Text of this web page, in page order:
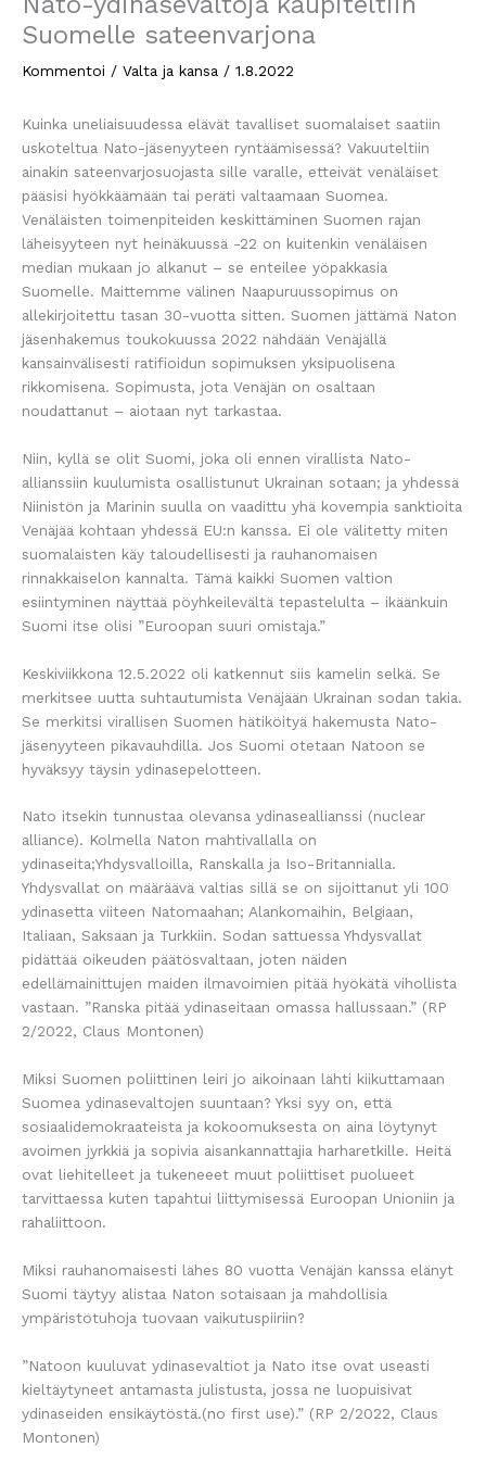
Suomelle sateenvarjona
Kommentoi / Valta ja kansa / 1.8.2022
Kuinka uneliaisuudessa elävät tavalliset suomalaiset saatiin
uskoteltua Nato-jäsenyyteen ryntäämisessä? Vakuuteltiin
ainakin sateenvarjosuojasta sille varalle, etteivät venäläiset
pääsisi hyökkäämään tai peräti valtaamaan Suomea.
Venäläisten toimenpiteiden keskittäminen Suomen rajan
läheisyyteen nyt heinäkuussä -22 on kuitenkin venäläisen
median mukaan jo alkanut – se enteilee yöpakkasia
Suomelle. Maittemme välinen Naapuruussopimus on
allekirjoitettu tasan 30-vuotta sitten. Suomen jättämä Naton
jäsenhakemus toukokuussa 2022 nähdään Venäjällä
kansainvälisesti ratifioidun sopimuksen yksipuolisena
rikkomisena. Sopimusta, jota Venäjän on osaltaan
noudattanut – aiotaan nyt tarkastaa.
Niin, kyllä se olit Suomi, joka oli ennen virallista Nato-
allianssiin kuulumista osallistunut Ukrainan sotaan; ja yhdessä
Niinistön ja Marinin suulla on vaadittu yhä kovempia sanktioita
Venäjää kohtaan yhdessä EU:n kanssa. Ei ole välitetty miten
suomalaisten käy taloudellisesti ja rauhanomaisen
rinnakkaiselon kannalta. Tämä kaikki Suomen valtion
esiintyminen näyttää pöyhkeilevältä tepastelulta – ikäänkuin
Suomi itse olisi ”Euroopan suuri omistaja.”
Keskiviikkona 12.5.2022 oli katkennut siis kamelin selkä. Se
merkitsee uutta suhtautumista Venäjään Ukrainan sodan takia.
Se merkitsi virallisen Suomen hätiköityä hakemusta Nato-
jäsenyyteen pikavauhdilla. Jos Suomi otetaan Natoon se
hyväksyy täysin ydinasepelotteen.
Nato itsekin tunnustaa olevansa ydinaseallianssi (nuclear
alliance). Kolmella Naton mahtivallalla on
ydinaseita;Yhdysvalloilla, Ranskalla ja Iso-Britannialla.
Yhdysvallat on määräävä valtias sillä se on sijoittanut yli 100
ydinasetta viiteen Natomaahan; Alankomaihin, Belgiaan,
Italiaan, Saksaan ja Turkkiin. Sodan sattuessa Yhdysvallat
pidättää oikeuden päätösvaltaan, joten näiden
edellämainittujen maiden ilmavoimien pitää hyökätä vihollista
vastaan. ”Ranska pitää ydinaseitaan omassa hallussaan.” (RP
2/2022, Claus Montonen)
Miksi Suomen poliittinen leiri jo aikoinaan lähti kiikuttamaan
Suomea ydinasevaltojen suuntaan? Yksi syy on, että
sosiaalidemokraateista ja kokoomuksesta on aina löytynyt
avoimen jyrkkiä ja sopivia aisankannattajia harharetkille. Heitä
ovat liehitelleet ja tukeneeet muut poliittiset puolueet
tarvittaessa kuten tapahtui liittymisessä Euroopan Unioniin ja
rahaliittoon.
Miksi rauhanomaisesti lähes 80 vuotta Venäjän kanssa elänyt
Suomi täytyy alistaa Naton sotaisaan ja mahdollisia
ympäristötuhoja tuovaan vaikutuspiiriin?
”Natoon kuuluvat ydinasevaltiot ja Nato itse ovat useasti
kieltäytyneet antamasta julistusta, jossa ne luopuisivat
ydinaseiden ensikäytöstä.(no first use).” (RP 2/2022, Claus
Montonen)